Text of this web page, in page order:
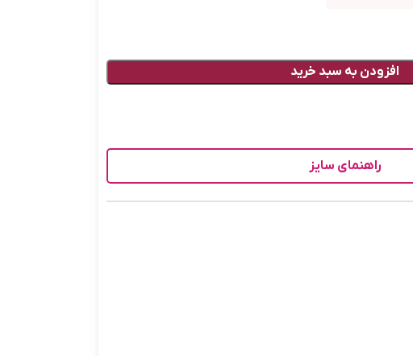
افزودن به سبد خرید
راهنمای سایز